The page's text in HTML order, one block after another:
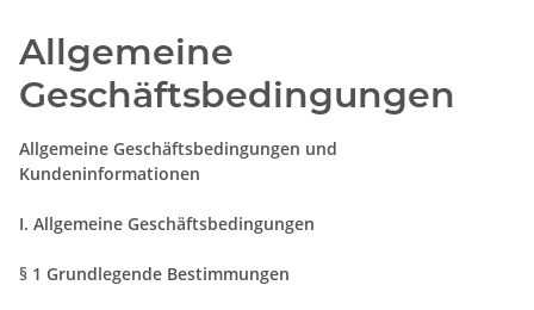
Allgemeine
Geschäftsbedingungen
Allgemeine Geschäftsbedingungen und
Kundeninformationen
I. Allgemeine Geschäftsbedingungen
§ 1 Grundlegende Bestimmungen